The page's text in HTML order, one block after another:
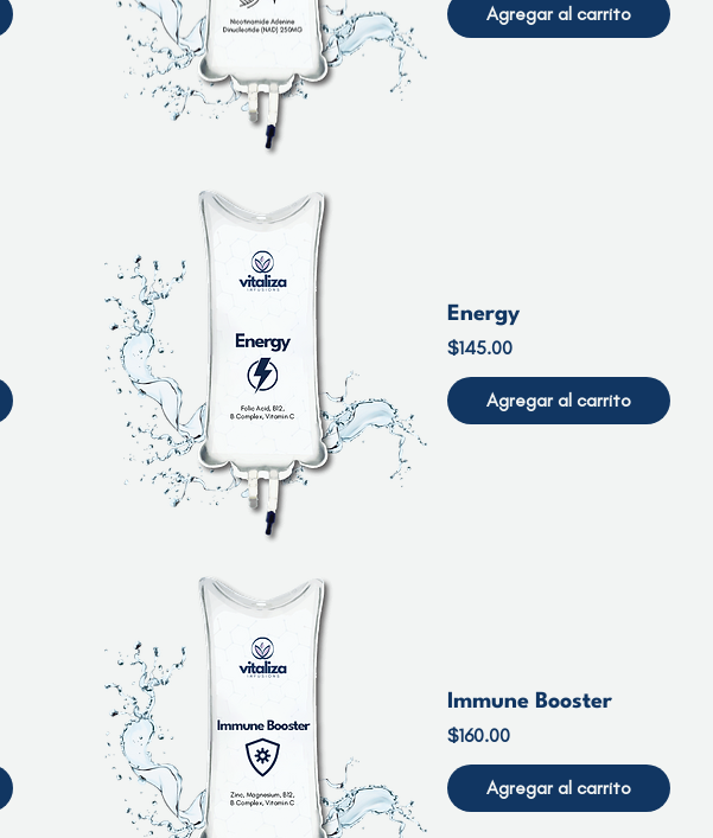
Agregar al carrito
Energy
Precio
$145.00
Agregar al carrito
Immune Booster
Precio
$160.00
Agregar al carrito